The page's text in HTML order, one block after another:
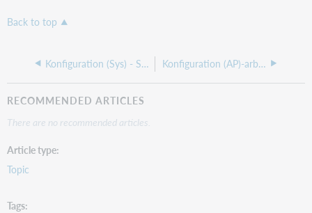
Back to top
Konfiguration (Sys) - Systembezogene Einstellungen (V12.0) Konfiguration (AP)-arbeitsplatzbezogene Einstellungen-Teil 2 - Direkteinstellungen (V12.0)
RECOMMENDED ARTICLES
There are no recommended articles.
Article type
Topic
Tags